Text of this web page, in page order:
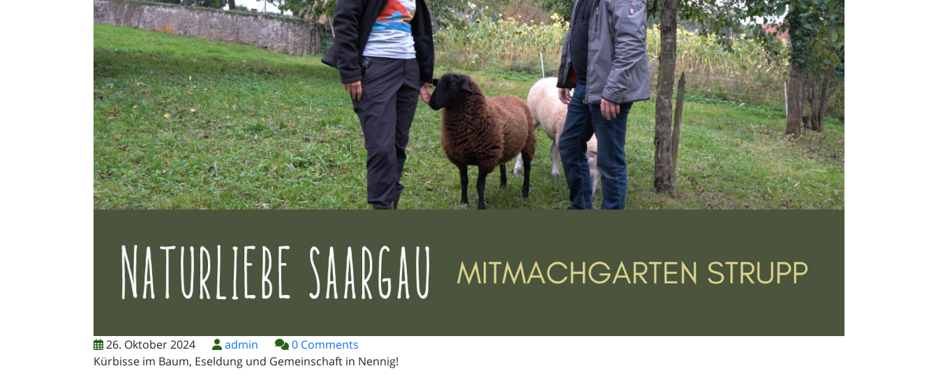
26. Oktober 2024 admin
0 Comments
Kürbisse im Baum, Eseldung und Gemeinschaft in Nennig!